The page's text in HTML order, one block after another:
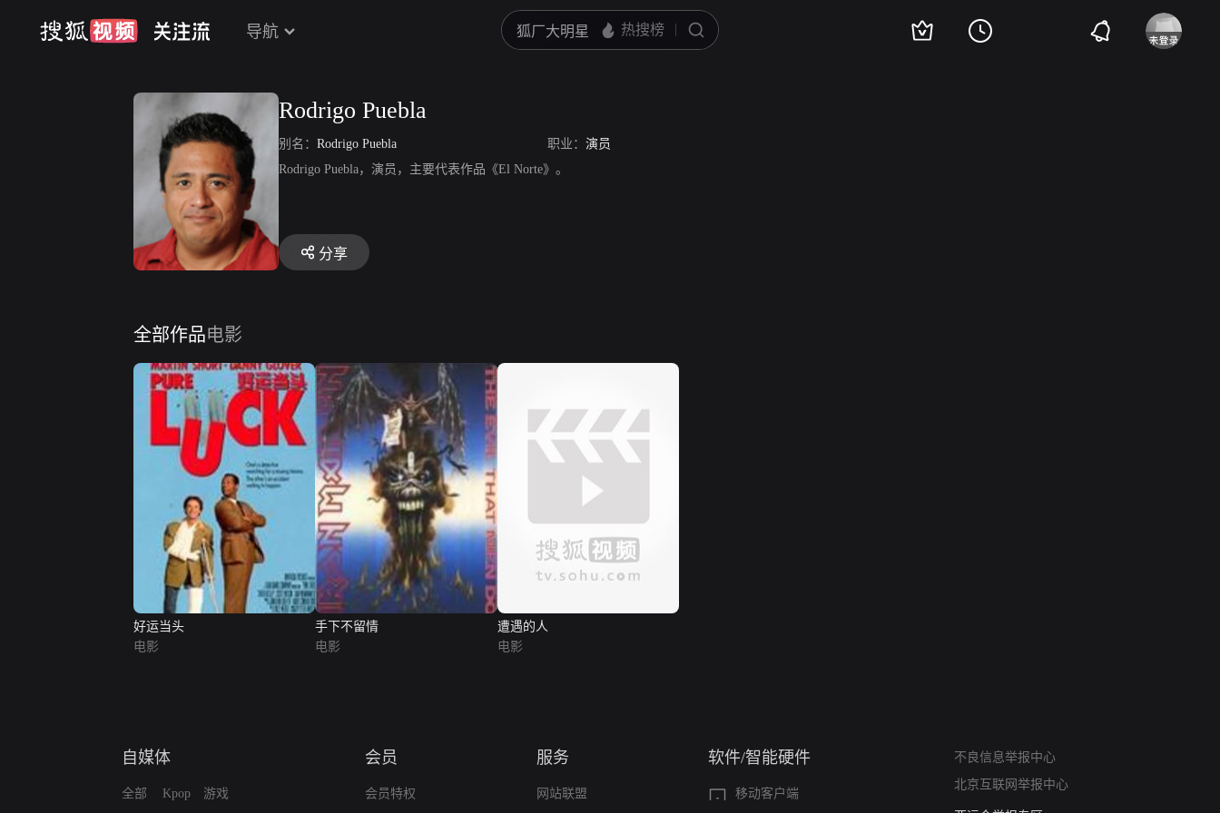
导航
Rodrigo Puebla
别名： Rodrigo Puebla 职业： 演员
Rodrigo Puebla，演员，主要代表作品《El Norte》。
分享
全部作品电影
好运当头
电影
手下不留情
电影
遭遇的人
电影
自媒体
全部 Kpop 游戏
会员
会员特权
服务
网站联盟
软件/智能硬件
移动客户端
不良信息举报中心
北京互联网举报中心
算法推荐专项举报